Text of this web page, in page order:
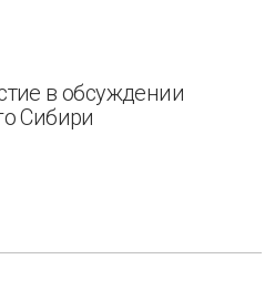
в обсуждении
Сибири